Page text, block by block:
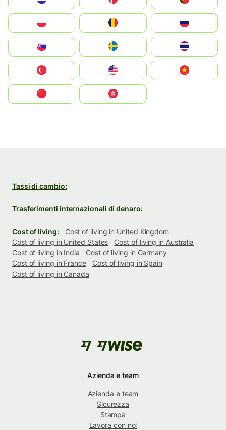
United States
中國香港特別行政區
Tassi di cambio:
Trasferimenti internazionali di denaro:
Cost of living:
Cost of living in United Kingdom
Cost of living in United States
Cost of living in Australia
Cost of living in India
Cost of living in Germany
Cost of living in France
Cost of living in Spain
Cost of living in Canada
Azienda e team
Azienda e team
Sicurezza
Stampa
Lavora con noi